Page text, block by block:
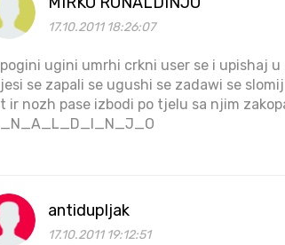
17.10.2011 18:26:07
pogini ugini umrhi crkni user se i upishaj
jesi se zapali se ugushi se zadawi se
t ir nozh pase izbodi po tjelu sa njim
_N_A_L_D_I_N_J_O
antidupljak
17.10.2011 19:12:51